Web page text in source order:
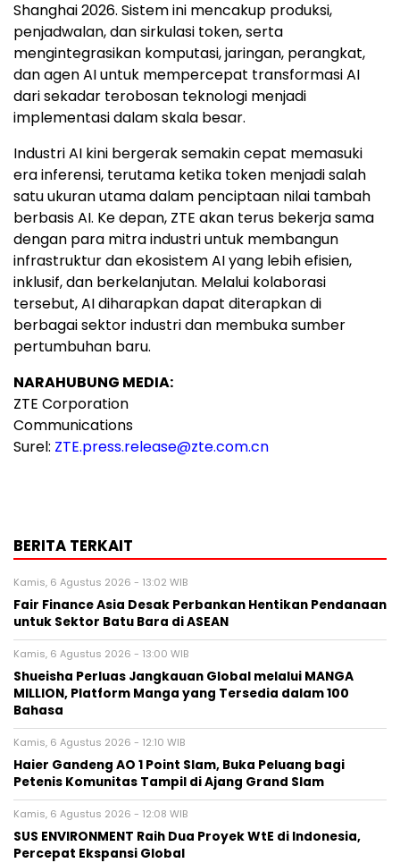
Shanghai 2026. Sistem ini mencakup produksi,
penjadwalan, dan sirkulasi token, serta
mengintegrasikan komputasi, jaringan, perangkat,
dan agen AI untuk mempercepat transformasi AI
dari sekadar terobosan teknologi menjadi
implementasi dalam skala besar.
Industri AI kini bergerak semakin cepat memasuki
era inferensi, terutama ketika token menjadi salah
satu ukuran utama dalam penciptaan nilai tambah
berbasis AI. Ke depan, ZTE akan terus bekerja sama
dengan para mitra industri untuk membangun
infrastruktur dan ekosistem AI yang lebih efisien,
inklusif, dan berkelanjutan. Melalui kolaborasi
tersebut, AI diharapkan dapat diterapkan di
berbagai sektor industri dan membuka sumber
pertumbuhan baru.
NARAHUBUNG MEDIA:
ZTE Corporation
Communications
Surel: ZTE.press.release@zte.com.cn
BERITA TERKAIT
Kamis, 6 Agustus 2026 - 13:02 WIB
Fair Finance Asia Desak Perbankan Hentikan Pendanaan
untuk Sektor Batu Bara di ASEAN
Kamis, 6 Agustus 2026 - 13:00 WIB
Shueisha Perluas Jangkauan Global melalui MANGA
MILLION, Platform Manga yang Tersedia dalam 100
Bahasa
Kamis, 6 Agustus 2026 - 12:10 WIB
Haier Gandeng AO 1 Point Slam, Buka Peluang bagi
Petenis Komunitas Tampil di Ajang Grand Slam
Kamis, 6 Agustus 2026 - 12:08 WIB
SUS ENVIRONMENT Raih Dua Proyek WtE di Indonesia,
Percepat Ekspansi Global